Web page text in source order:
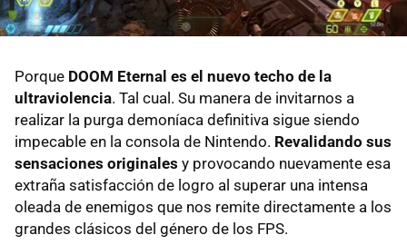
Porque DOOM Eternal es el nuevo techo de la
ultraviolencia. Tal cual. Su manera de invitarnos a
realizar la purga demoníaca definitiva sigue siendo
impecable en la consola de Nintendo. Revalidando sus
sensaciones originales y provocando nuevamente esa
extraña satisfacción de logro al superar una intensa
oleada de enemigos que nos remite directamente a los
grandes clásicos del género de los FPS.